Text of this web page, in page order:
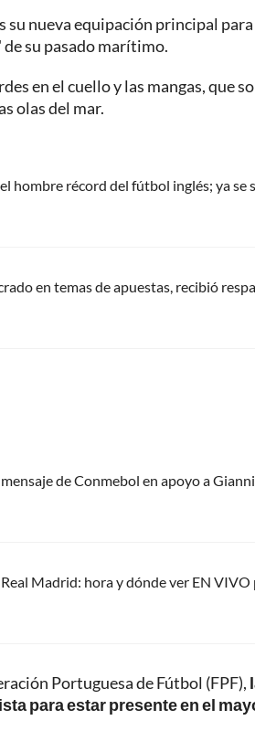
su nueva equipación principal
su pasado marítimo.
en el cuello y las mangas, que
olas del mar.
hombre récord del fútbol inglés; ya se
en temas de apuestas, recibió
de Conmebol en apoyo a
Real Madrid: hora y dónde ver EN
Portuguesa de Fútbol (FPF),
para estar presente en el